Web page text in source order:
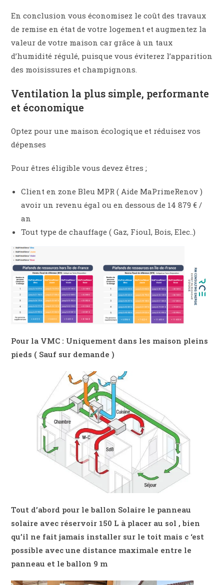
En conclusion vous économisez le coût des travaux
de remise en état de votre logement et augmentez la
valeur de votre maison car grâce à un taux
d’humidité régulé, puisque vous éviterez l’apparition
des moisissures et champignons.
Ventilation la plus simple, performante
et économique
Optez pour une maison écologique et réduisez vos
dépenses
Pour êtres éligible vous devez êtres ;
Client en zone Bleu MPR ( Aide MaPrimeRenov )
avoir un revenu égal ou en dessous de 14 879 € /
an
Tout type de chauffage ( Gaz, Fioul, Bois, Elec..)
Pour la VMC : Uniquement dans les maison pleins
pieds ( Sauf sur demande )
Tout d’abord pour le ballon Solaire le panneau
solaire avec réservoir 150 L à placer au sol , bien
qu’il ne fait jamais installer sur le toit mais c ‘est
possible avec une distance maximale entre le
panneau et le ballon 9 m